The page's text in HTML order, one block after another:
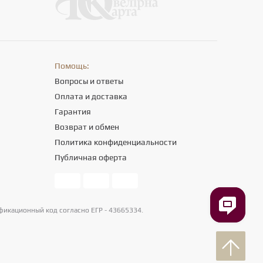
Помощь:
Вопросы и ответы
Оплата и доставка
Гарантия
Возврат и обмен
Политика конфиденциальности
Публичная оферта
код согласно ЕГР - 43665334.